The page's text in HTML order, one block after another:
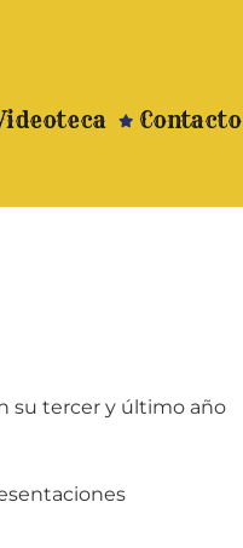
Contacto
su tercer y último año